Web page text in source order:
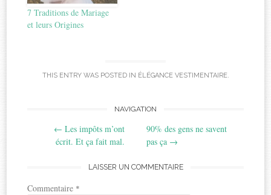
7 Traditions de Mariage
et leurs Origines
THIS ENTRY WAS POSTED IN ÉLÉGANCE VESTIMENTAIRE.
navigation
NAVIGATION
← Les impôts m’ont
écrit. Et ça fait mal.
90% des gens ne savent
pas ça →
LAISSER UN COMMENTAIRE
Commentaire *